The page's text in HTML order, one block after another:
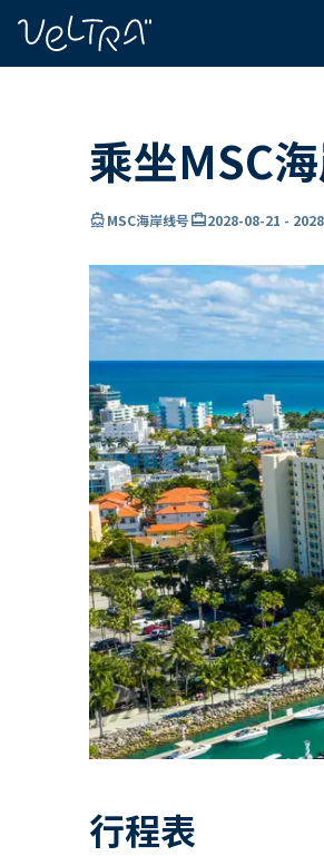
乘坐MSC
directions_boatMSC海岸线号card_travel2028-08-21 -
行程表